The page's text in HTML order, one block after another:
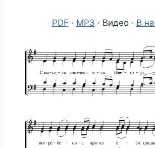
PDF · MP3 · Видео · В